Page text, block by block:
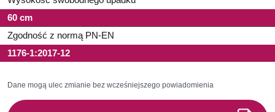
60 cm
Zgodność z normą PN-EN
1176-1:2017-12
Dane mogą ulec zmianie bez wcześniejszego powiadomienia